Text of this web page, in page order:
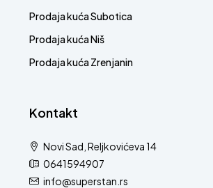
Prodaja kuća Subotica
Prodaja kuća Niš
Prodaja kuća Zrenjanin
Kontakt
Novi Sad, Reljkovićeva 14
0641594907
info@superstan.rs